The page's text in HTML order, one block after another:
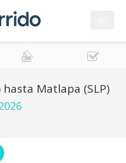
Matlapa (SLP)